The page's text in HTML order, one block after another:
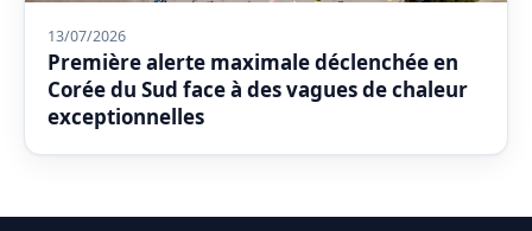
13/07/2026
Première alerte maximale déclenchée en
Corée du Sud face à des vagues de chaleur
exceptionnelles